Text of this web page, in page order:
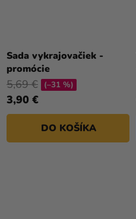
Sada vykrajovačiek -
promócie
3,90 €
5,69 € (–31 %)
DO KOŠÍKA